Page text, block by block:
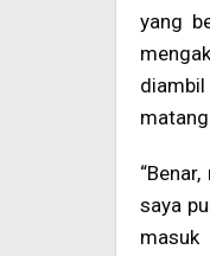
yang
saya